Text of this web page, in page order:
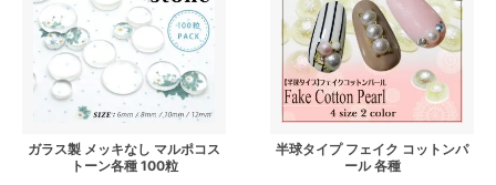
ガラス製 メッキなし マルポコス
トーン各種 100粒
半球タイプ フェイク コットンパ
ール 各種